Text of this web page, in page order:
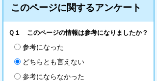
このページに関するアンケート
Ｑ１ このページの情報は参考になりましたか？
参考になった
どちらとも言えない
参考にならなかった